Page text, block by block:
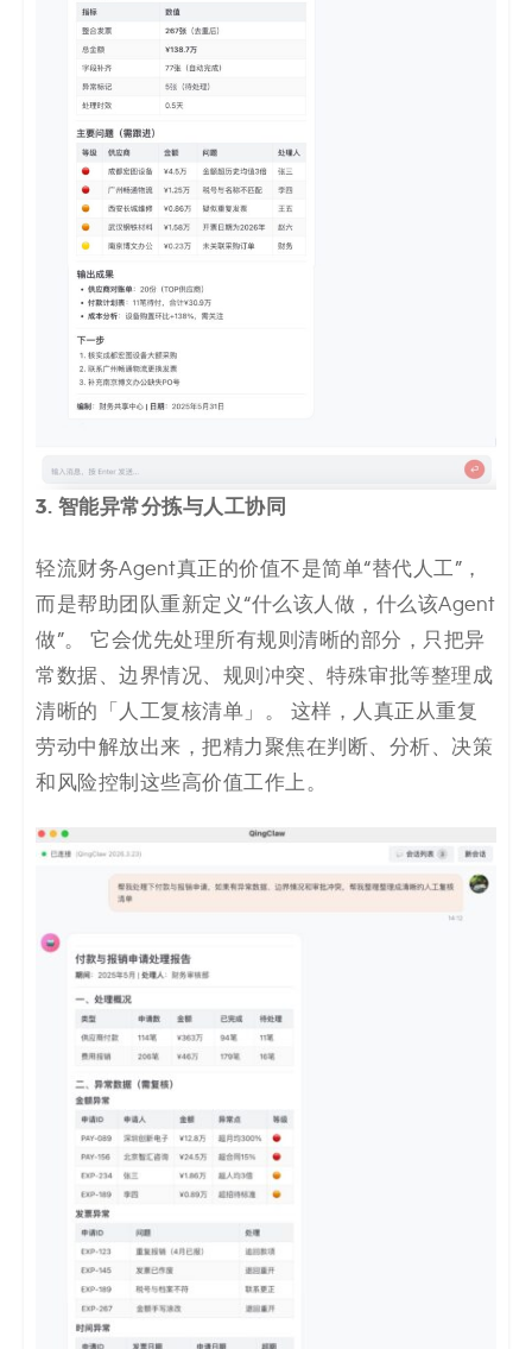
3. 智能异常分拣与人工协同
轻流财务Agent真正的价值不是简单“替代人工”，
而是帮助团队重新定义“什么该人做，什么该Agent
做”。 它会优先处理所有规则清晰的部分，只把异
常数据、边界情况、规则冲突、特殊审批等整理成
清晰的「人工复核清单」。 这样，人真正从重复
劳动中解放出来，把精力聚焦在判断、分析、决策
和风险控制这些高价值工作上。